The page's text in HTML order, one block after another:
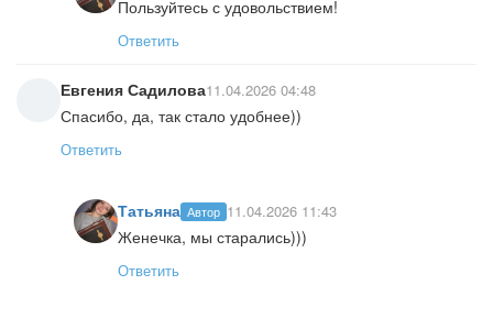
Пользуйтесь с удовольствием!
Ответить
Евгения Садилова11.04.2026 04:48
Спасибо, да, так стало удобнее))
Ответить
Татьяна Автор 11.04.2026 11:43
Женечка, мы старались)))
Ответить